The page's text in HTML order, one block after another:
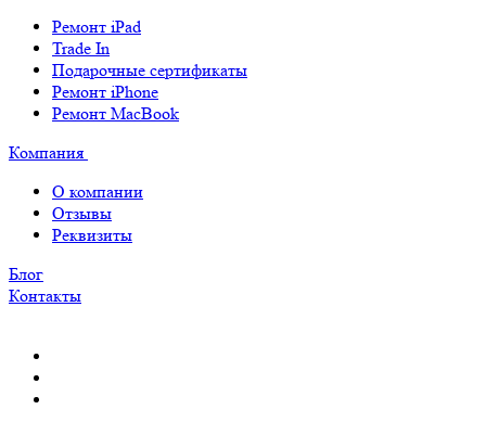
Ремонт iPad
Trade In
Подарочные сертификаты
Ремонт iPhone
Ремонт MacBook
Компания
О компании
Отзывы
Реквизиты
Блог
Контакты